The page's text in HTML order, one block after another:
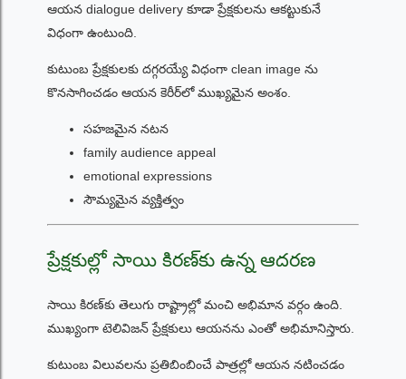
ఆయన dialogue delivery కూడా ప్రేక్షకులను ఆకట్టుకునే
విధంగా ఉంటుంది.
కుటుంబ ప్రేక్షకులకు దగ్గరయ్యే విధంగా clean image ను
కొనసాగించడం ఆయన కెరీర్‌లో ముఖ్యమైన అంశం.
సహజమైన నటన
family audience appeal
emotional expressions
సౌమ్యమైన వ్యక్తిత్వం
ప్రేక్షకుల్లో సాయి కిరణ్‌కు ఉన్న ఆదరణ
సాయి కిరణ్‌కు తెలుగు రాష్ట్రాల్లో మంచి అభిమాన వర్గం ఉంది.
ముఖ్యంగా టెలివిజన్ ప్రేక్షకులు ఆయనను ఎంతో అభిమానిస్తారు.
కుటుంబ విలువలను ప్రతిబింబించే పాత్రల్లో ఆయన నటించడం